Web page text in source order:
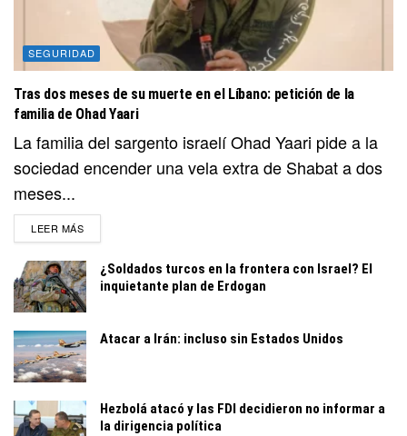
SEGURIDAD
Tras dos meses de su muerte en el Líbano: petición de la
familia de Ohad Yaari
La familia del sargento israelí Ohad Yaari pide a la
sociedad encender una vela extra de Shabat a dos
meses...
LEER MÁSDETAILS
¿Soldados turcos en la frontera con Israel? El
inquietante plan de Erdogan
Atacar a Irán: incluso sin Estados Unidos
Hezbolá atacó y las FDI decidieron no informar a
la dirigencia política